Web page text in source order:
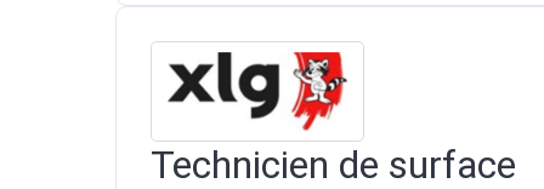
Technicien de surface